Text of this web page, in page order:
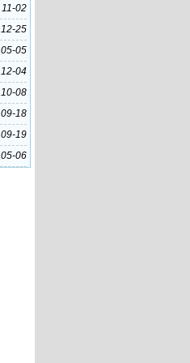
11-02
12-25
05-05
12-04
10-08
09-18
09-19
05-06